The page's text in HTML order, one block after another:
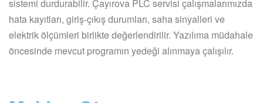
sistemi durdurabilir. Çayırova PLC servisi çalışmalarımızda
hata kayıtları, giriş-çıkış durumları, saha sinyalleri ve
elektrik ölçümleri birlikte değerlendirilir. Yazılıma müdahale
öncesinde mevcut programın yedeği alınmaya çalışılır.